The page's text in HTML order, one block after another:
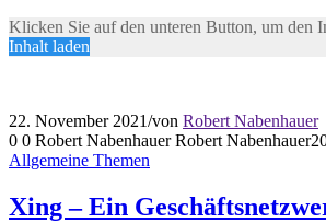
Klicken Sie auf den unteren Button, um den
Inhalt laden
22. November 2021/von Robert Nabenhauer
0 0 Robert Nabenhauer Robert Nabenhauer
Allgemeine Themen
Xing – Ein